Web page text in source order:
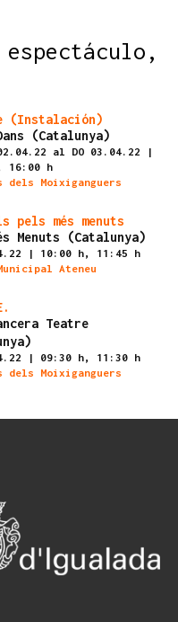
(Instalación)
(Catalunya)
al DO 03.04.22 |
16:00 h
dels Moixiganguers
pels més menuts
Menuts (Catalunya)
| 10:00 h,
11:45 h
Ateneu
Teatre
| 09:30 h,
11:30 h
dels Moixiganguers